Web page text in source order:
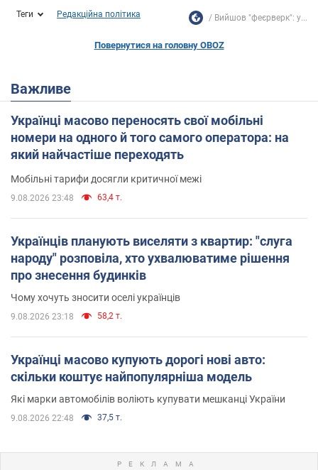
Теги Редакційна політика Вийшов "феєрверк": у...
Повернутися на головну OBOZ
Важливе
Українці масово переносять свої мобільні
номери на одного й того самого оператора: на
який найчастіше переходять
Мобільні тарифи досягли критичної межі
9.08.2026 23:48 63,4 т.
Українців планують виселяти з квартир: "слуга
народу" розповіла, хто ухвалюватиме рішення
про знесення будинків
Чому хочуть зносити оселі українців
9.08.2026 23:18 58,2 т.
Українці масово купують дорогі нові авто:
скільки коштує найпопулярніша модель
Які марки автомобілів воліють купувати мешканці України
9.08.2026 22:48 37,5 т.